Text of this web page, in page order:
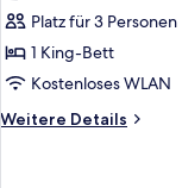
1 King-
Bett,
Poolzugang
Platz für 3 Personen
1 King-Bett
Kostenloses WLAN
Weitere Details
Weitere